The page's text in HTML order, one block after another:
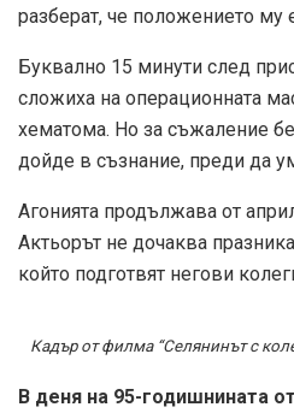
разберат, че положението му
Буквално 15 минути след
сложиха на операционната
хематома. Но за съжаление
дойде в съзнание, преди да
Агонията продължава от
Актьорът не дочаква
който подготвят негови
Кадър от филма “Селянинът с
В деня на 95-годишнината